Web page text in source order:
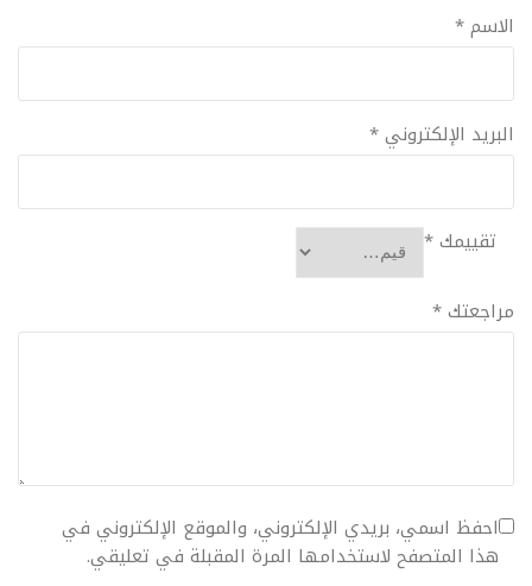
الاسم*
البريد الإلكتروني*
تقييمك*
مراجعتك*
احفظ اسمي، بريدي الإلكتروني، والموقع الإلكتروني في
هذا المتصفح لاستخدامها المرة المقبلة في تعليقي.